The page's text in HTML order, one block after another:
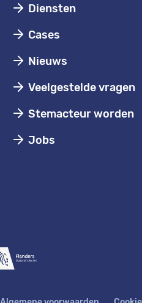
Diensten
Cases
Nieuws
Veelgestelde vragen
Stemacteur worden
Jobs